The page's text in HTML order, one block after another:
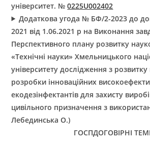
університет. №0225U002402
Додаткова угода № БФ/2-2023 до
2021 від 1.06.2021 р на Виконання
Перспективного плану розвитку
«Технічні науки» Хмельницького
університету дослідження з
розробки інноваційних
екодезінфектантів для захисту
цивільного призначення з
Лебединська О.)
ГОСПДОГОВІРНІ